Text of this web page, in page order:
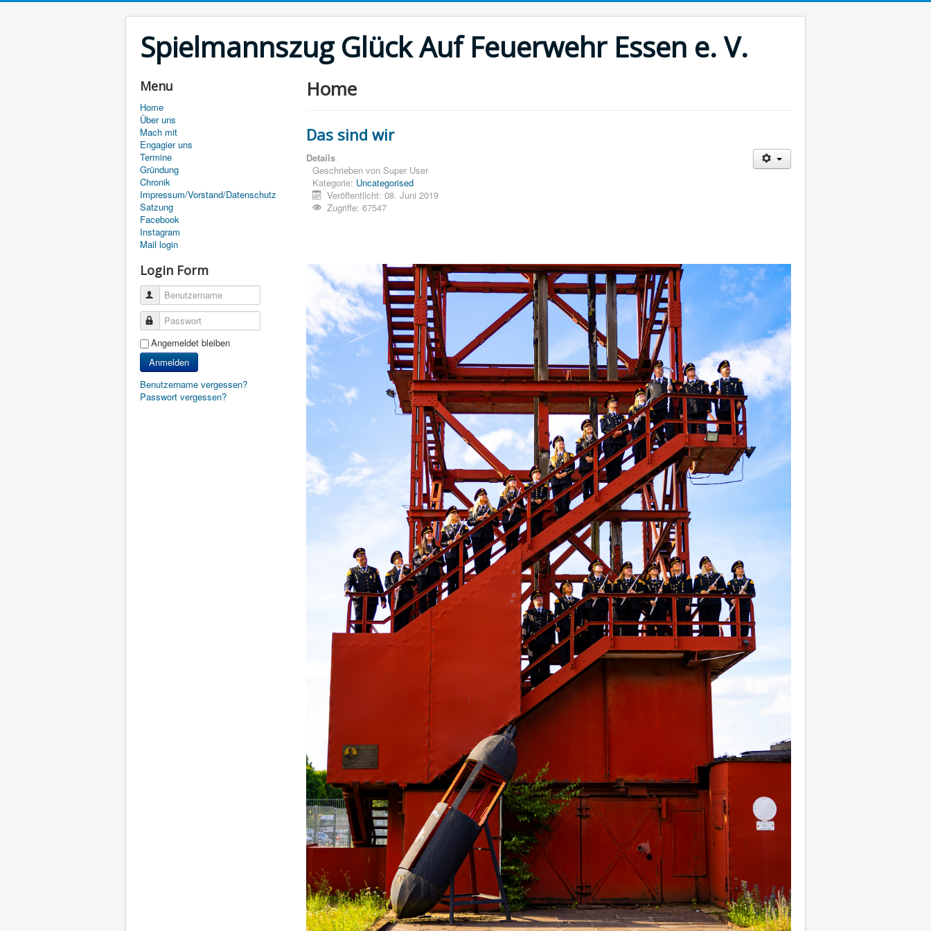
Spielmannszug Glück Auf Feuerwehr Essen e. V.
Menu
Home
Über uns
Mach mit
Engagier uns
Termine
Gründung
Chronik
Impressum/Vorstand/Datenschutz
Satzung
Facebook
Instagram
Mail login
Login Form
Benutzername
Passwort
Angemeldet bleiben
Anmelden
Benutzername vergessen?
Passwort vergessen?
Home
Das sind wir
Details
Geschrieben von Super User
Kategorie: Uncategorised
Veröffentlicht: 08. Juni 2019
Zugriffe: 67547